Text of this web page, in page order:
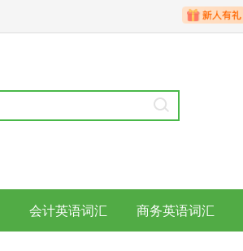
会计英语词汇 商务英语词汇